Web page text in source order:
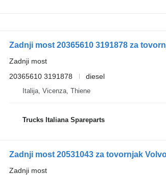
Zadnji most 20365610 3191878 za
Zadnji most
20365610 3191878
diesel
Italija, Vicenza, Thiene
Trucks Italiana Spareparts
Zadnji most 20531043 za tovornjak
Zadnji most